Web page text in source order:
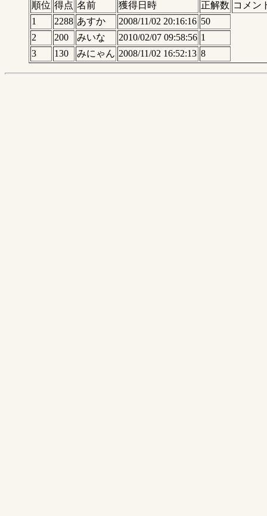
順位 得点 名前 獲得日時 正解数 コメン
1
2288 あすか 2008/11/02 20:16:16 50
2
200 みいな 2010/02/07 09:58:56 1
3
130 みにゃん 2008/11/02 16:52:13 8